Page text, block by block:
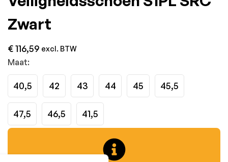
Zwart
€116,59 excl. BTW
Maat:
40,5 42 43 44 45 45,5
47,5 46,5 41,5